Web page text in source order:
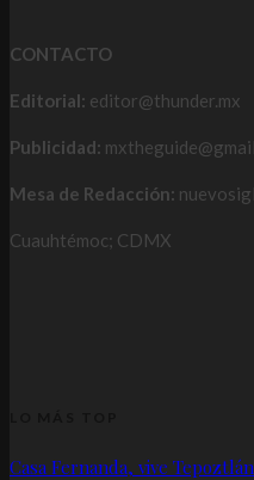
CONTACTO
Editorial: editor@thunder.mx
Publicidad:
Mesa de Redacción:
Cuauhtémoc; CDMX
Casa Fernanda, vive